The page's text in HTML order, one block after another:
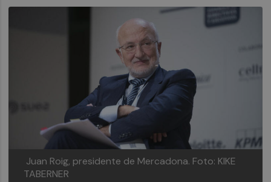
Juan Roig, presidente de Mercadona. Foto: KIKE
TABERNER